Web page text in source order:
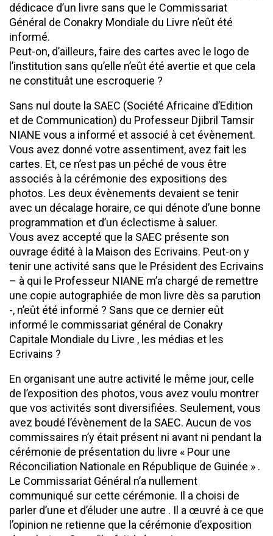
dédicace d’un livre sans que le Commissariat
Général de Conakry Mondiale du Livre n’eût été
informé.
Peut-on, d’ailleurs, faire des cartes avec le logo de
l’institution sans qu’elle n’eût été avertie et que cela
ne constituât une escroquerie ?
Sans nul doute la SAEC (Société Africaine d’Edition
et de Communication) du Professeur Djibril Tamsir
NIANE vous a informé et associé à cet évènement.
Vous avez donné votre assentiment, avez fait les
cartes. Et, ce n’est pas un péché de vous être
associés à la cérémonie des expositions des
photos. Les deux évènements devaient se tenir
avec un décalage horaire, ce qui dénote d’une bonne
programmation et d’un éclectisme à saluer.
Vous avez accepté que la SAEC présente son
ouvrage édité à la Maison des Ecrivains. Peut-on y
tenir une activité sans que le Président des Ecrivains
– à qui le Professeur NIANE m’a chargé de remettre
une copie autographiée de mon livre dès sa parution
-, n’eût été informé ? Sans que ce dernier eût
informé le commissariat général de Conakry
Capitale Mondiale du Livre , les médias et les
Ecrivains ?
En organisant une autre activité le même jour, celle
de l’exposition des photos, vous avez voulu montrer
que vos activités sont diversifiées. Seulement, vous
avez boudé l’évènement de la SAEC. Aucun de vos
commissaires n’y était présent ni avant ni pendant la
cérémonie de présentation du livre « Pour une
Réconciliation Nationale en République de Guinée » .
Le Commissariat Général n’a nullement
communiqué sur cette cérémonie. Il a choisi de
parler d’une et d’éluder une autre . Il a œuvré à ce que
l’opinion ne retienne que la cérémonie d’exposition